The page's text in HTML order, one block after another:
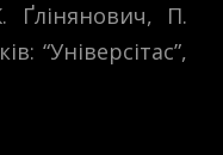
Ґлінянович, П.
“Універсітас”,